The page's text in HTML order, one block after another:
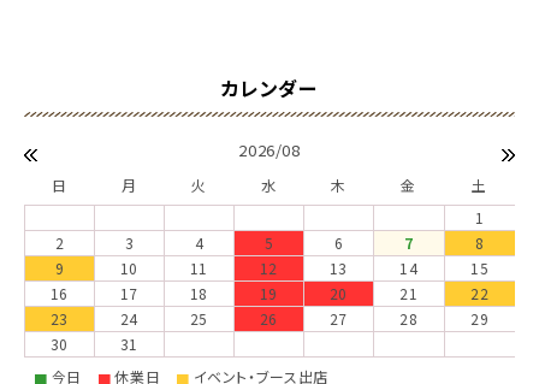
2026/08
日 月 火 水 木 金
土
1
2
3 4 5 6 7
8
9
10 11 12 13 14
15
16
17 18 19 20 21
22
23
24 25 26 27 28
29
30
31
今日 休業日 イベント・ブース出店